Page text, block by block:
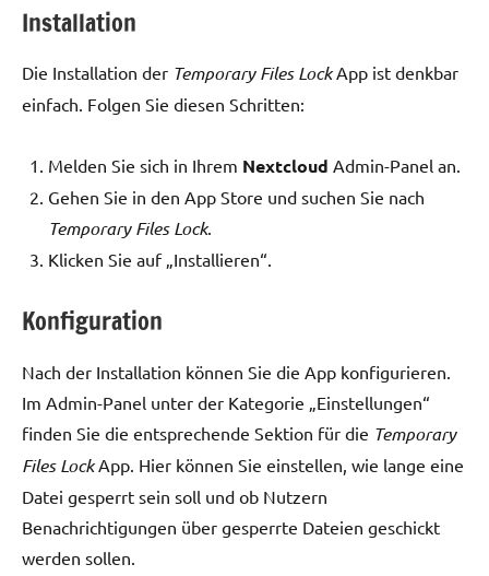
Installation
Die Installation der Temporary Files LockApp ist denkbar
einfach. Folgen Sie diesen Schritten:
Melden Sie sich in Ihrem Nextcloud Admin-Panel an.
Gehen Sie in den App Store und suchen Sie nach
Temporary Files Lock.
Klicken Sie auf „Installieren“.
Konfiguration
Nach der Installation können Sie die App konfigurieren.
Im Admin-Panel unter der Kategorie „Einstellungen“
finden Sie die entsprechende Sektion für die Temporary
Files LockApp. Hier können Sie einstellen, wie lange eine
Datei gesperrt sein soll und ob Nutzern
Benachrichtigungen über gesperrte Dateien geschickt
werden sollen.